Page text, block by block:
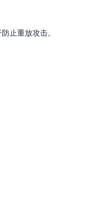
止重放攻击。